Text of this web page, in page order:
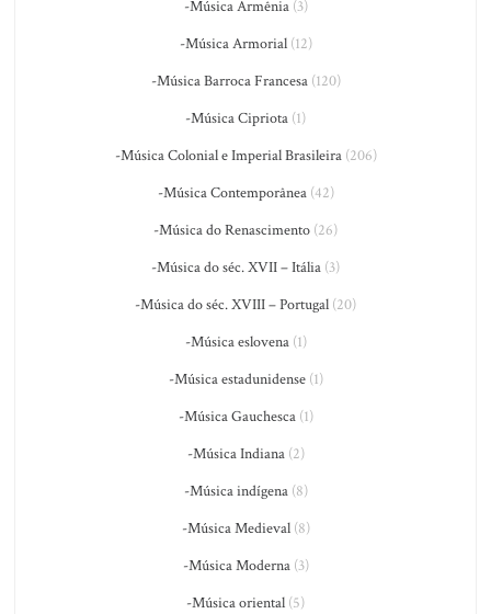
-Música Armênia(3)
-Música Armorial(12)
-Música Barroca Francesa(120)
-Música Cipriota (1)
-Música Colonial e Imperial Brasileira(206)
-Música Contemporânea(42)
-Música do Renascimento (26)
-Música do séc. XVII – Itália (3)
-Música do séc. XVIII – Portugal (20)
-Música eslovena(1)
-Música estadunidense(1)
-Música Gauchesca(1)
-Música Indiana(2)
-Música indígena(8)
-Música Medieval(8)
-Música Moderna(3)
-Música oriental (5)